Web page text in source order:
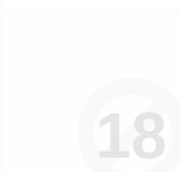
18